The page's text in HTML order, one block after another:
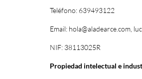
Teléfono: 639493122
Email: hola@aladearce.com,
NIF: 38113025R
Propiedad intelectual e